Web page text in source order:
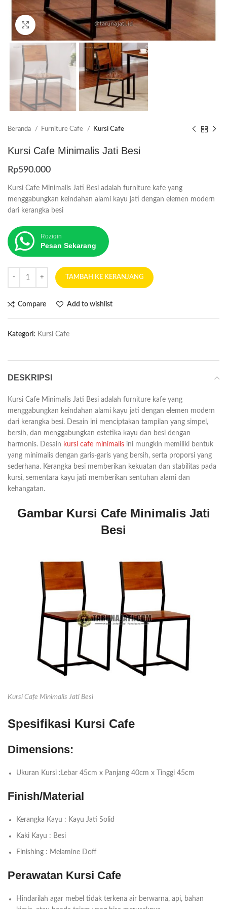
Click to enlarge
Beranda Furniture Cafe Kursi Cafe
Kursi Cafe Minimalis Jati Besi
Rp590.000
Kursi Cafe Minimalis Jati Besi adalah furniture kafe yang
menggabungkan keindahan alami kayu jati dengan elemen modern
dari kerangka besi
Roziqin
Pesan Sekarang
TAMBAH KE KERANJANG
Compare Add to wishlist
Kategori: Kursi Cafe
DESKRIPSI
Kursi Cafe Minimalis Jati Besi adalah furniture kafe yang
menggabungkan keindahan alami kayu jati dengan elemen modern
dari kerangka besi. Desain ini menciptakan tampilan yang simpel,
bersih, dan menggabungkan estetika kayu dan besi dengan
harmonis. Desain kursi cafe minimalis ini mungkin memiliki bentuk
yang minimalis dengan garis-garis yang bersih, serta proporsi yang
sederhana. Kerangka besi memberikan kekuatan dan stabilitas pada
kursi, sementara kayu jati memberikan sentuhan alami dan
kehangatan.
Gambar Kursi Cafe Minimalis Jati
Besi
Kursi Cafe Minimalis Jati Besi
Spesifikasi Kursi Cafe
Dimensions:
Ukuran Kursi :Lebar 45cm x Panjang 40cm x Tinggi 45cm
Finish/Material
Kerangka Kayu : Kayu Jati Solid
Kaki Kayu : Besi
Finishing : Melamine Doff
Perawatan Kursi Cafe
Hindarilah agar mebel tidak terkena air berwarna, api, bahan